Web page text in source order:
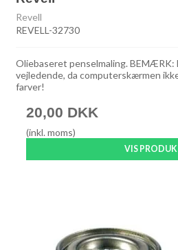
Revell
REVELL-32730
Oliebaseret penselmaling. BEMÆRK:
vejledende, da computerskærmen
farver!
20,00 DKK
(inkl. moms)
VIS